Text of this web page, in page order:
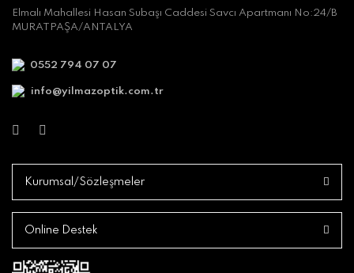
Elmalı Mahallesi Hasan Subaşı Caddesi Savcı Apartmanı No:24/B
MURATPAŞA/ANTALYA
0552 794 07 07
info@yilmazoptik.com.tr
Kurumsal/Sözleşmeler
Online Destek